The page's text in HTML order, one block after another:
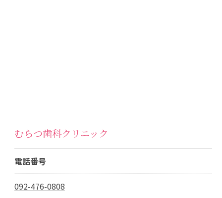
むらつ歯科クリニック
電話番号
092-476-0808